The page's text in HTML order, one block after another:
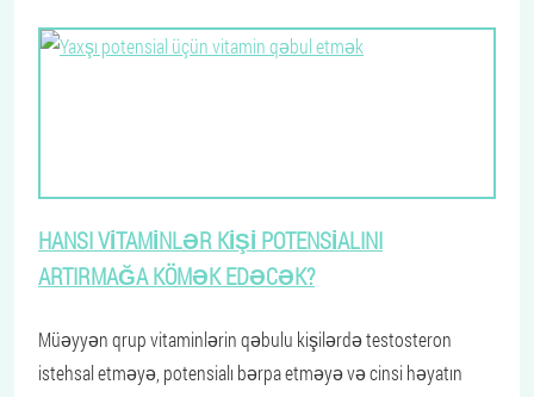
HANSI VITAMINLƏR KIŞI POTENSIALINI
ARTIRMAĞA KÖMƏK EDƏCƏK?
Müəyyən qrup vitaminlərin qəbulu kişilərdə testosteron
istehsal etməyə, potensialı bərpa etməyə və cinsi həyatın